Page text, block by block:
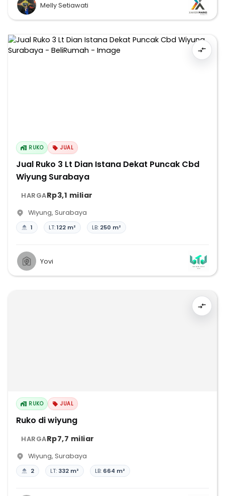
Melly Setiawati
RUKO JUAL
Jual Ruko 3 Lt Dian Istana Dekat Puncak Cbd
Wiyung Surabaya
HARGARp3,1 miliar
Wiyung, Surabaya
1 LT:122 m² LB: 250 m²
Yovi
RUKO JUAL
Ruko di wiyung
HARGARp7,7 miliar
Wiyung, Surabaya
2 LT: 332 m² LB: 664 m²